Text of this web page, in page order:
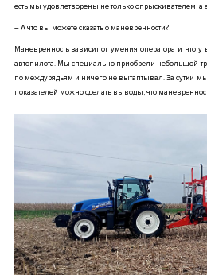
есть мы удовлетворены не только опрыскивателем, а
–А что вы можете сказать о маневренности?
Маневренность зависит от умения оператора и что у
автопилота. Мы специально приобрели небольшой
по междурядьям и ничего не вытаптывал.За сутки
показателей можно сделать выводы, что